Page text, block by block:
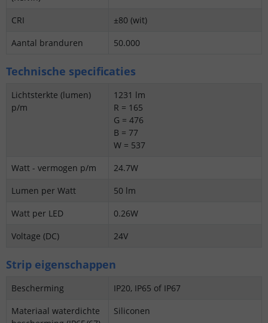
CRI
±80 (wit)
Aantal branduren
50.000
Technische specificaties
Lichtsterkte (lumen)
p/m
1231 lm
R = 165
G = 476
B = 77
W = 537
Watt - vermogen p/m
24.7W
Lumen per Watt
50 lm
Watt per LED
0.26W
Voltage (DC)
24V
Strip eigenschappen
Bescherming
IP20, IP65 of IP67
Materiaal waterdichte
Siliconen